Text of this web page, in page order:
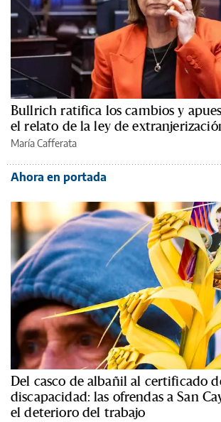
Bullrich ratifica los cambios y
el relato de la ley de
María Cafferata
Ahora en portada
Del casco de albañil al certificado
discapacidad: las ofrendas a San
el deterioro del trabajo